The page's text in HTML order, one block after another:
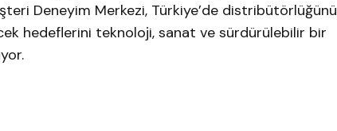
Deneyim Merkezi, Türkiye’de distribütörlüğünü
hedeflerini teknoloji, sanat ve sürdürülebilir bir